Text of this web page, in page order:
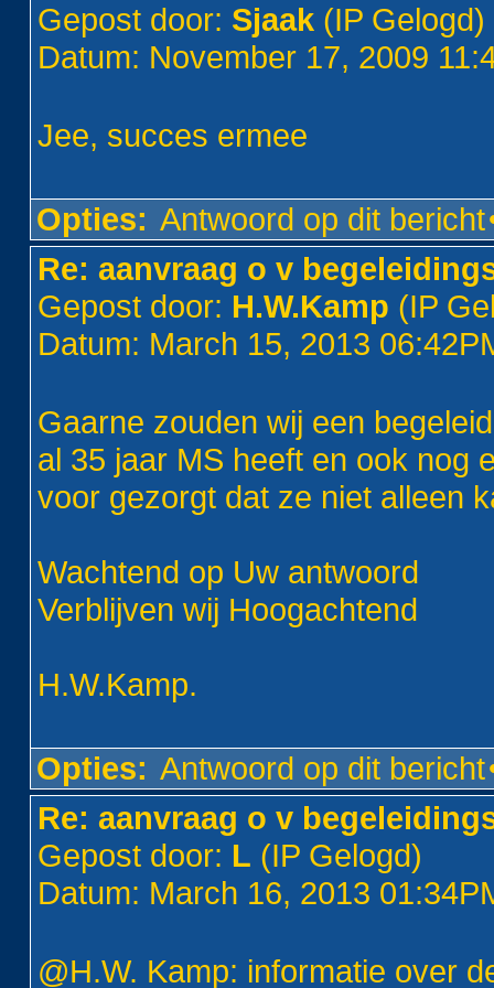
Gepost door: Sjaak (IP Gelogd)
Datum: November 17, 2009
Jee, succes ermee
Opties: Antwoord op dit bericht
Re: aanvraag o v
Gepost door: H.W.Kamp (IP
Datum: March 15, 2013
Gaarne zouden wij een
al 35 jaar MS heeft en ook nog
voor gezorgt dat ze niet alleen
Wachtend op Uw antwoord
Verblijven wij Hoogachtend
H.W.Kamp.
Opties: Antwoord op dit bericht
Re: aanvraag o v
Gepost door: L (IP Gelogd)
Datum: March 16, 2013
@H.W. Kamp: informatie over